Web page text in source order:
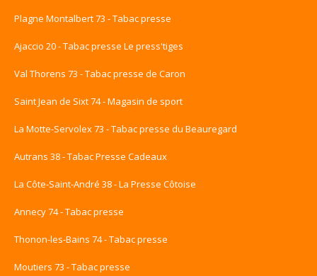
Plagne Montalbert 73 - Tabac presse
Ajaccio 20 - Tabac presse Le press'tiges
Val Thorens 73 - Tabac presse de Caron
Saint Jean de Sixt 74 - Magasin de sport
La Motte-Servolex 73 - Tabac presse du Beauregard
Autrans 38 - Tabac Presse Cadeaux
La Côte-Saint-André 38 - La Presse Côtoise
Annecy 74 - Tabac presse
Thonon-les-Bains 74 - Tabac presse
Moutiers 73 - Tabac presse